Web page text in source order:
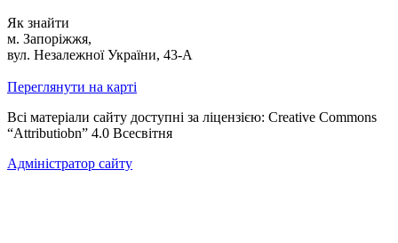
Як знайти
м. Запоріжжя,
вул. Незалежної України, 43-А
Переглянути на карті
Всі матеріали сайту доступні за ліцензією: Creative Commons
“Attributiobn” 4.0 Всесвітня
Адміністратор сайту